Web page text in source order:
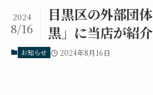
目黒区の外部団
黒」に当店が紹
2024
8/16
お知らせ 2024年8月16日